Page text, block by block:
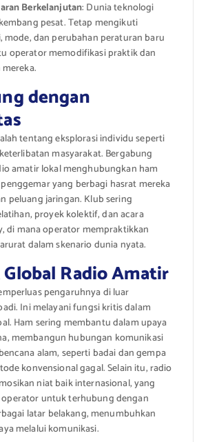
Berkelanjutan: Dunia teknologi
pesat. Tetap mengikuti
mode, dan perubahan peraturan baru
operator memodifikasi praktik dan
dengan
tentang eksplorasi individu seperti
masyarakat. Bergabung
amatir lokal menghubungkan ham
yang berbagi hasrat mereka
peluang jaringan. Klub sering
proyek kolektif, dan acara
di mana operator mempraktikkan
dalam skenario dunia nyata.
Radio Amatir
pengaruhnya di luar
Ini melayani fungsi kritis dalam
Ham sering membantu dalam upaya
membangun hubungan komunikasi
alam, seperti badai dan gempa
konvensional gagal. Selain itu, radio
niat baik internasional, yang
untuk terhubung dengan
latar belakang, menumbuhkan
melalui komunikasi.